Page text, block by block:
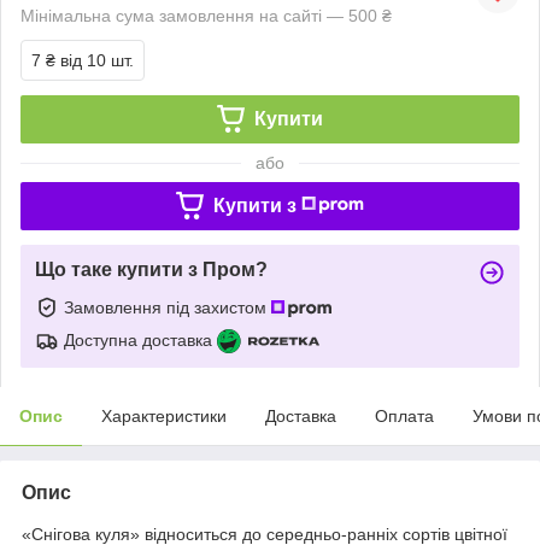
Мінімальна сума замовлення на сайті — 500 ₴
7 ₴ від 10 шт.
Купити
або
Купити з
Що таке купити з Пром?
Замовлення під захистом
Доступна доставка
Опис Характеристики Доставка Оплата Умови
Опис
«Снігова куля» відноситься до середньо-ранніх сортів цвітної